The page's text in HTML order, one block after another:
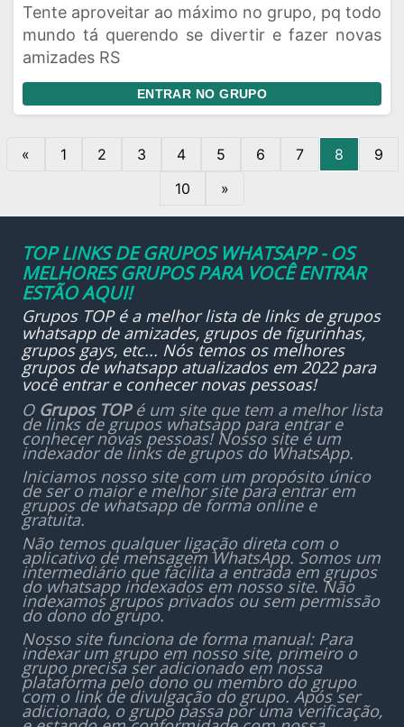
Tente aproveitar ao máximo no grupo, pq todo
mundo tá querendo se divertir e fazer novas
amizades RS
ENTRAR NO GRUPO
« 1 2 3 4 5 6 7 8
9
10
»
TOP LINKS DE GRUPOS WHATSAPP - OS
MELHORES GRUPOS PARA VOCÊ ENTRAR
ESTÃO AQUI!
Grupos TOP é a melhor lista de links de grupos
whatsapp de amizades, grupos de figurinhas,
grupos gays, etc... Nós temos os melhores
grupos de whatsapp atualizados em 2022 para
você entrar e conhecer novas pessoas!
O Grupos TOPé um site que tem a melhor lista
de links de grupos whatsapp para entrar e
conhecer novas pessoas! Nosso site é um
indexador de links de grupos do WhatsApp.
Iniciamos nosso site com um propósito único
de ser o maior e melhor site para entrar em
grupos de whatsapp de forma online e
gratuita.
Não temos qualquer ligação direta com o
aplicativo de mensagem WhatsApp. Somos um
intermediário que facilita a entrada em grupos
do whatsapp indexados em nosso site. Não
indexamos grupos privados ou sem permissão
do dono do grupo.
Nosso site funciona de forma manual: Para
indexar um grupo em nosso site, primeiro o
grupo precisa ser adicionado em nossa
plataforma pelo dono ou membro do grupo
com o link de divulgação do grupo. Após ser
adicionado, o grupo passa por uma verificação,